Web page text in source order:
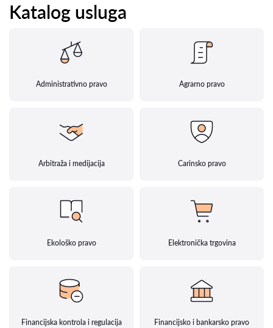
Katalog usluga
Administrativno pravo Agrarno pravo
Arbitraža i medijacija Carinsko pravo
Ekološko pravo Elektronička trgovina
Financijska kontrola i regulacija Financijsko i bankarsko pravo